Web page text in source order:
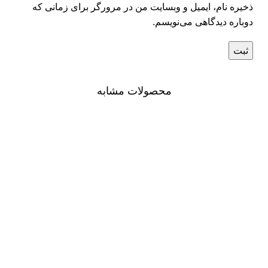
ذخیره نام، ایمیل و وبسایت من در مرورگر برای زمانی که
دوباره دیدگاهی می‌نویسم.
محصولات مشابه